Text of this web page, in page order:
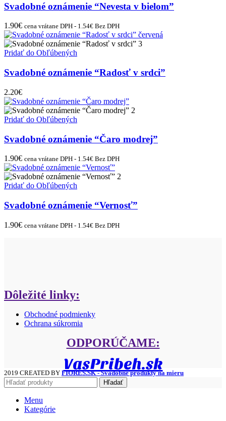
Svadobné oznámenie “Nevesta v bielom”
1.90€ cena vrátane DPH - 1.54€ Bez DPH
Pridať do Obľúbených
Svadobné oznámenie “Radosť v srdci”
2.20€
Pridať do Obľúbených
Svadobné oznámenie “Čaro modrej”
1.90€ cena vrátane DPH - 1.54€ Bez DPH
Pridať do Obľúbených
Svadobné oznámenie “Vernosť”
1.90€ cena vrátane DPH - 1.54€ Bez DPH
Dôležité linky:
Obchodné podmienky
Ochrana súkromia
ODPORÚČAME:
VasPribeh.sk
2019 CREATED BY FIORES.SK - Svadobné produkty na mieru
Hľadať
Menu
Kategórie